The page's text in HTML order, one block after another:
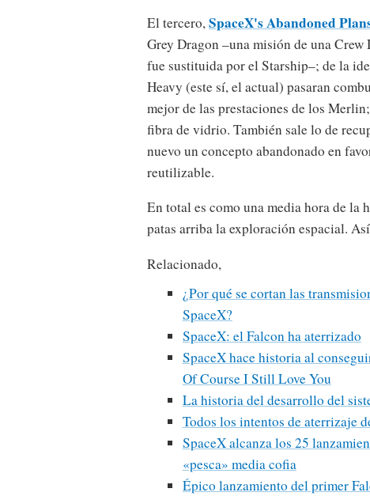
El tercero,SpaceX's Abandoned
Grey Dragon –una misión de una
fue sustituida por el Starship–; de la
Heavy (este sí, el actual) pasaran
mejor de las prestaciones de los
fibra de vidrio. También sale lo de
nuevo un concepto abandonado en
reutilizable.
En total es como una media hora de la
patas arriba la exploración espacial.
Relacionado,
¿Por qué se cortan las
SpaceX?
SpaceX: el Falcon ha aterrizado
SpaceX hace historia al
Of Course I Still Love You
La historia del desarrollo del
Todos los intentos de aterrizaje
SpaceX alcanza los 25
«pesca» media cofia
Épico lanzamiento del primer